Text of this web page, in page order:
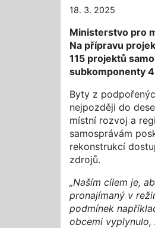
18. 3. 2025
Ministerstvo pro
Na přípravu
115 projektů
subkomponenty
Byty z
nejpozději do
místní rozvoj a
samosprávám
rekonstrukcí
zdrojů.
„Naším cílem je,
pronajímaný v
podmínek
obcemi